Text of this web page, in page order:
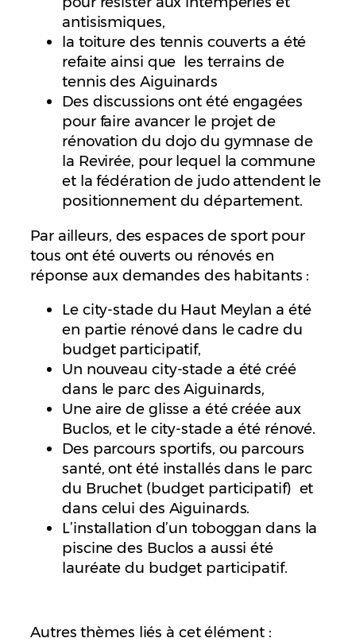
antisismiques,
la toiture des tennis couverts a été
refaite ainsi que les terrains de
tennis des Aiguinards
Des discussions ont été engagées
pour faire avancer le projet de
rénovation du dojo du gymnase de
la Revirée, pour lequel la commune
et la fédération de judo attendent le
positionnement du département.
Par ailleurs, des espaces de sport pour
tous ont été ouverts ou rénovés en
réponse aux demandes des habitants :
Le city-stade du Haut Meylan a été
en partie rénové dans le cadre du
budget participatif,
Un nouveau city-stade a été créé
dans le parc des Aiguinards,
Une aire de glisse a été créée aux
Buclos, et le city-stade a été rénové.
Des parcours sportifs, ou parcours
santé, ont été installés dans le parc
du Bruchet (budget participatif) et
dans celui des Aiguinards.
L’installation d’un toboggan dans la
piscine des Buclos a aussi été
lauréate du budget participatif.
Autres thèmes liés à cet élément :